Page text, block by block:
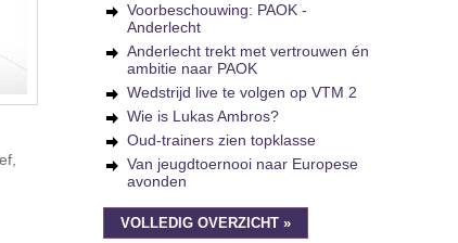
Voorbeschouwing: PAOK -
Anderlecht
Anderlecht trekt met vertrouwen én
ambitie naar PAOK
Wedstrijd live te volgen op VTM 2
Wie is Lukas Ambros?
Oud-trainers zien topklasse
Van jeugdtoernooi naar Europese
avonden
VOLLEDIG OVERZICHT »